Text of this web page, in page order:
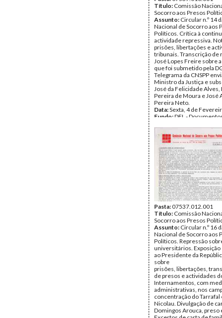
Título: Comissão
Socorro aos Presos
Assunto: Circular n.º 14
Nacional de Socorro aos
Políticos. Crítica à
actividade repressiva.
prisões, libertações e
tribunais. Transcrição de
José Lopes Freire sobre
que foi submetido pela
Telegrama da CNSPP
Ministro da Justiça e
José da Felicidade Alves,
Pereira de Moura e José
Pereira Neto.
Data:Sexta, 4 de
Fundo:DFL -
Tipo Documental:
Página(s):6
Pasta:07537.012.001
Título: Comissão
Socorro aos Presos
Assunto: Circular n.º 16
Nacional de Socorro aos
Políticos. Repressão
universitários. Exposição
ao Presidente da
sobre
prisões, libertações,
de presos e actividades
Internamentos, com
administrativas, nos
concentração do Tarrafal
Nicolau. Divulgação de
Domingos Arouca, preso